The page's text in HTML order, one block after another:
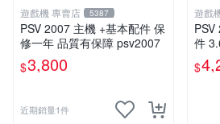
遊戲機 專賣店 5387
PSV 2007 主機 +基本配件 保
修一年 品質有保障 psv2007
$3,800
近期銷量1件
遊戲
件
辯
修一
$